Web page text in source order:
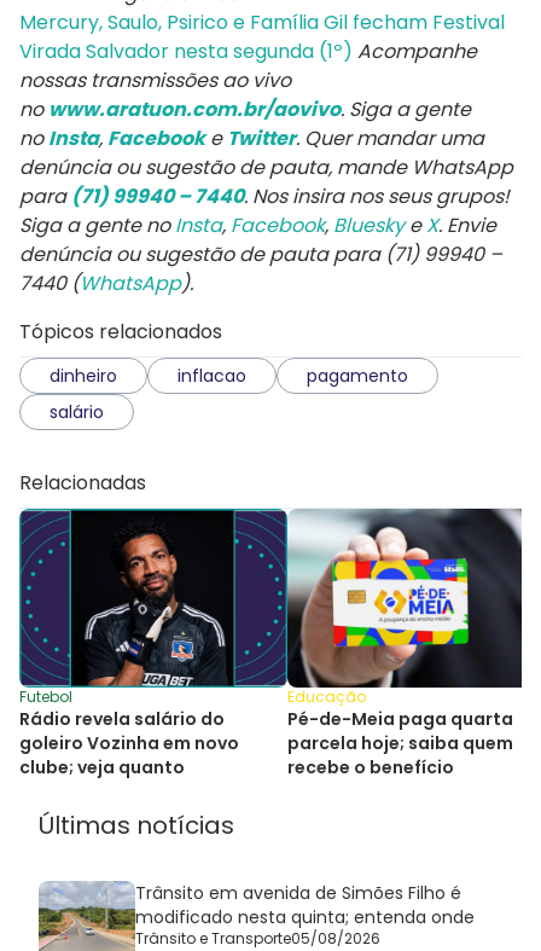
Mercury, Saulo, Psirico e Família Gil fecham Festival
Virada Salvador nesta segunda (1º) Acompanhe
nossas transmissões ao vivo
no www.aratuon.com.br/aovivo. Siga a gente
noInsta, Facebooke Twitter. Quer mandar uma
denúncia ou sugestão de pauta, mande WhatsApp
para (71) 99940 – 7440. Nos insira nos seus grupos!
Siga a gente noInsta, Facebook, BlueskyeX. Envie
denúncia ou sugestão de pauta para (71) 99940 –
7440 (WhatsApp).
Tópicos relacionados
dinheiro inflacao
pagamento
salário
Relacionadas
Futebol
Rádio revela salário do
goleiro Vozinha em novo
clube; veja quanto
Educação
Pé-de-Meia paga quarta
parcela hoje; saiba quem
recebe o benefício
Últimas notícias
Trânsito em avenida de Simões Filho é
modificado nesta quinta; entenda onde
Trânsito e Transporte05/08/2026